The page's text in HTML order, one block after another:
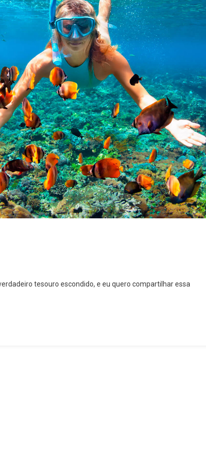
tesouro escondido, e eu quero compartilhar essa